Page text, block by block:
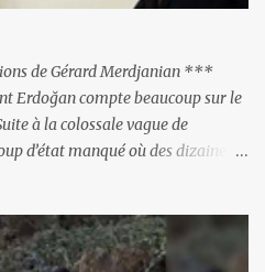
l’OSCE ; 2- et surtout, elle doit
toute allusion au
de Gérard Merdjanian ***
Erdoğan compte beaucoup sur le
à la colossale vague de
d’état manqué où des dizaines
se sont notablement
de critiquer Ankara sur cette